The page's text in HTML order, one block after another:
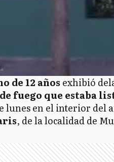
de 12 años exhibió
fuego que estaba
lunes en el interior del
, de la localidad de